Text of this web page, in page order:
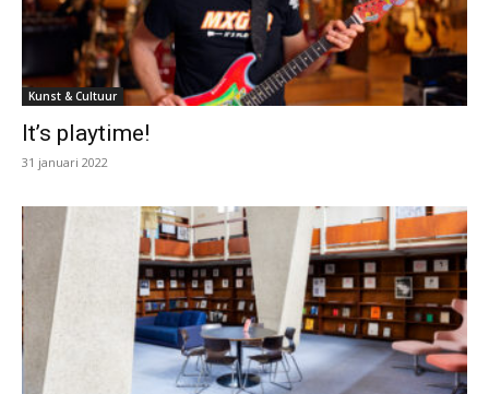
Kunst & Cultuur
It’s playtime!
31 januari 2022